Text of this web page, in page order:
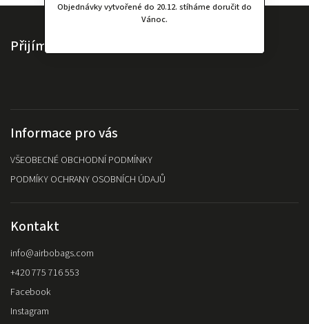
Objednávky vytvořené do 20.12. stíháme doručit do
Vánoc.
Přijímáme online platby
Informace pro vás
VŠEOBECNÉ OBCHODNÍ PODMÍNKY
PODMÍKY OCHRANY OSOBNÍCH ÚDAJŮ
Kontakt
info@airbobags.com
+420 775 716 553
Facebook
Instagram